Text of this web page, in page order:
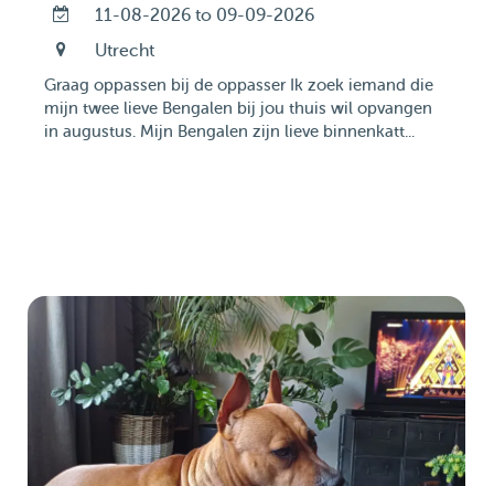
11-08-2026 to 09-09-2026
Utrecht
Graag oppassen bij de oppasser Ik zoek iemand die
mijn twee lieve Bengalen bij jou thuis wil opvangen
in augustus. Mijn Bengalen zijn lieve binnenkatt...